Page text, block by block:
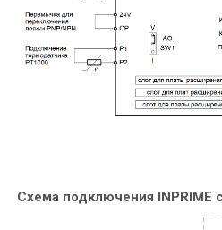
Схема подключения INPRIME